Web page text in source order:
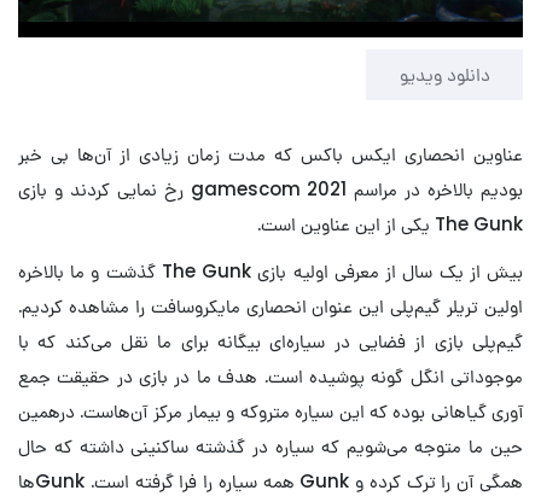
دانلود ویدیو
عناوین انحصاری ایکس باکس که مدت زمان زیادی از آن‌ها بی خبر
بودیم بالاخره در مراسم gamescom 2021 رخ نمایی کردند و بازی
The Gunk یکی از این عناوین است.
بیش از یک سال از معرفی اولیه بازی The Gunk گذشت و ما بالاخره
اولین تریلر گیم‌پلی این عنوان انحصاری مایکروسافت را مشاهده کردیم.
گیم‌پلی بازی از فضایی در سیاره‌ای بیگانه برای ما نقل می‌کند که با
موجوداتی انگل گونه پوشیده است. هدف ما در بازی در حقیقت جمع
آوری گیاهانی بوده که این سیاره متروکه و بیمار مرکز آن‌هاست. درهمین
حین ما متوجه می‌شویم که سیاره در گذشته ساکنینی داشته که حال
همگی آن را ترک کرده و Gunk همه سیاره را فرا گرفته است. Gunkها